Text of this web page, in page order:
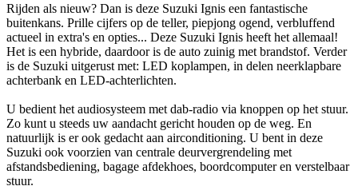
Rijden als nieuw? Dan is deze Suzuki Ignis een fantastische
buitenkans. Prille cijfers op de teller, piepjong ogend, verbluffend
actueel in extra's en opties... Deze Suzuki Ignis heeft het allemaal!
Het is een hybride, daardoor is de auto zuinig met brandstof. Verder
is de Suzuki uitgerust met: LED koplampen, in delen neerklapbare
achterbank en LED-achterlichten.
U bedient het audiosysteem met dab-radio via knoppen op het stuur.
Zo kunt u steeds uw aandacht gericht houden op de weg. En
natuurlijk is er ook gedacht aan airconditioning. U bent in deze
Suzuki ook voorzien van centrale deurvergrendeling met
afstandsbediening, bagage afdekhoes, boordcomputer en verstelbaar
stuur.